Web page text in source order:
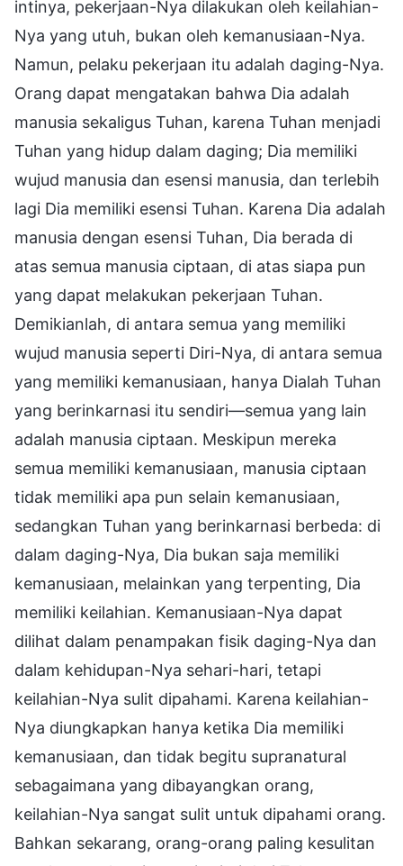
intinya, pekerjaan-Nya dilakukan oleh keilahian-
Nya yang utuh, bukan oleh kemanusiaan-Nya.
Namun, pelaku pekerjaan itu adalah daging-Nya.
Orang dapat mengatakan bahwa Dia adalah
manusia sekaligus Tuhan, karena Tuhan menjadi
Tuhan yang hidup dalam daging; Dia memiliki
wujud manusia dan esensi manusia, dan terlebih
lagi Dia memiliki esensi Tuhan. Karena Dia adalah
manusia dengan esensi Tuhan, Dia berada di
atas semua manusia ciptaan, di atas siapa pun
yang dapat melakukan pekerjaan Tuhan.
Demikianlah, di antara semua yang memiliki
wujud manusia seperti Diri-Nya, di antara semua
yang memiliki kemanusiaan, hanya Dialah Tuhan
yang berinkarnasi itu sendiri—semua yang lain
adalah manusia ciptaan. Meskipun mereka
semua memiliki kemanusiaan, manusia ciptaan
tidak memiliki apa pun selain kemanusiaan,
sedangkan Tuhan yang berinkarnasi berbeda: di
dalam daging-Nya, Dia bukan saja memiliki
kemanusiaan, melainkan yang terpenting, Dia
memiliki keilahian. Kemanusiaan-Nya dapat
dilihat dalam penampakan fisik daging-Nya dan
dalam kehidupan-Nya sehari-hari, tetapi
keilahian-Nya sulit dipahami. Karena keilahian-
Nya diungkapkan hanya ketika Dia memiliki
kemanusiaan, dan tidak begitu supranatural
sebagaimana yang dibayangkan orang,
keilahian-Nya sangat sulit untuk dipahami orang.
Bahkan sekarang, orang-orang paling kesulitan